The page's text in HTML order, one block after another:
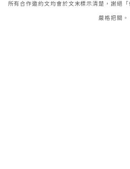
所有合作邀約文均會於文末標示清楚，謝絕
嚴格把關。